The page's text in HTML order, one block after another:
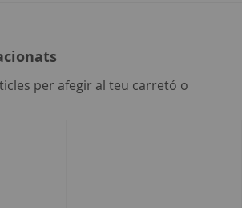
per afegir al teu carretó o